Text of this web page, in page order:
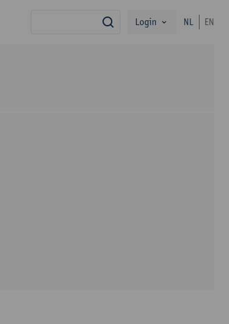
zoekLogin NL EN